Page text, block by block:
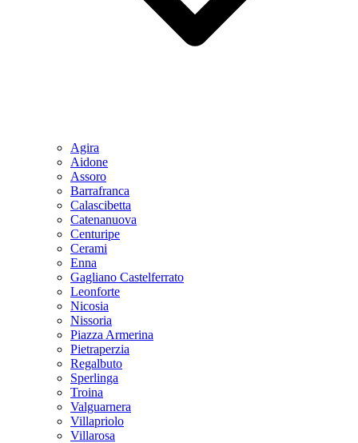
Agira
Aidone
Assoro
Barrafranca
Calascibetta
Catenanuova
Centuripe
Cerami
Enna
Gagliano Castelferrato
Leonforte
Nicosia
Nissoria
Piazza Armerina
Pietraperzia
Regalbuto
Sperlinga
Troina
Valguarnera
Villapriolo
Villarosa